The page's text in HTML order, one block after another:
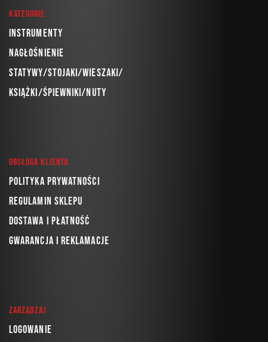
Kategorie
Instrumenty
Nagłośnienie
Statywy/Stojaki/Wieszaki/
Książki/Śpiewniki/Nuty
Obsługa klienta
Polityka prywatności
Regulamin sklepu
Dostawa i płatność
Gwarancja i reklamacje
Zarządzaj
Logowanie